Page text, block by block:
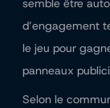
semble être
d’engagement
le jeu pour
panneaux
Selon le